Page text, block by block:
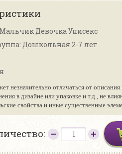
Девочка Унисекс
Дошкольная 2-7 лет
незначительно отличаться от
в дизайне или упаковке и т.д., не
свойства и иные существенные